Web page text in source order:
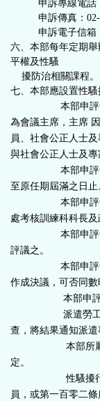
申訴專線電話
申訴傳真：
申訴電子信箱
六、本部每年定期
平權及性騷
擾防治相關課程。
七、 本部應設置性
本部申評會置委
為會議主席，主席
員、社會公正人士
與社會公正人士及專
本部申評會委員
至原任期屆滿之日止
本部申評會置執
處考核訓練科科長及
本部申評會之召
評議之。
本部申評會應有
作成決議，可否同數
本部申評會由
派遣勞工如遭受
查，將結果通知派遣
本部所屬
定。
性騷擾行為人為
員，或第一百零二